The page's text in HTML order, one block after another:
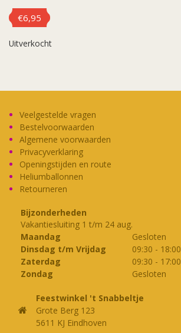
€6,95
Uitverkocht
Veelgestelde vragen
Bestelvoorwaarden
Algemene voorwaarden
Privacyverklaring
Openingstijden en route
Heliumballonnen
Retourneren
Bijzonderheden
Vakantiesluiting 1 t/m 24 aug.
Maandag
Gesloten
Dinsdag t/m Vrijdag
09:30 - 18:00
Zaterdag
09:30 - 17:00
Zondag
Gesloten
Feestwinkel 't Snabbeltje
Grote Berg 123
5611 KJ Eindhoven